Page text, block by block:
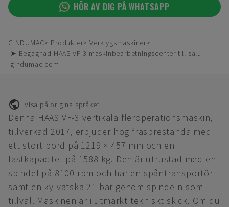
HÖR AV DIG PÅ WHATSAPP
GINDUMAC Produkter
Verktygsmaskiner
➤ Begagnad HAAS VF-3 maskinbearbetningscenter till salu |
gindumac.com
Visa på originalspråket
Denna HAAS VF-3 vertikala fleroperationsmaskin,
tillverkad 2017, erbjuder hög fräsprestanda med
ett stort bord på 1219 × 457 mm och en
lastkapacitet på 1588 kg. Den är utrustad med en
spindel på 8100 rpm och har en spåntransportör
samt en kylvätska 21 bar genom spindeln som
tillval. Maskinen är i utmärkt tekniskt skick. Om du